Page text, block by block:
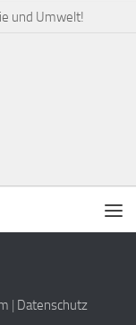
und Umwelt!
| Datenschutz